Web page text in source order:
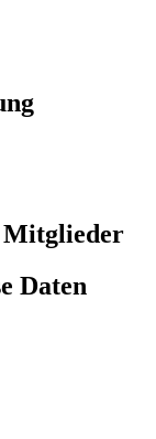
Mitglieder
Daten